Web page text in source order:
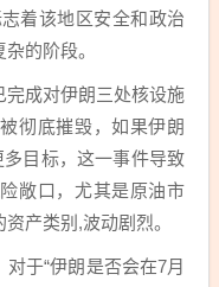
着该地区安全和政治
的阶段。
成对伊朗三处核设施
彻底摧毁，如果伊朗
多目标，这一事件导致
敞口，尤其是原油市
产类别,波动剧烈。
于“伊朗是否会在7月